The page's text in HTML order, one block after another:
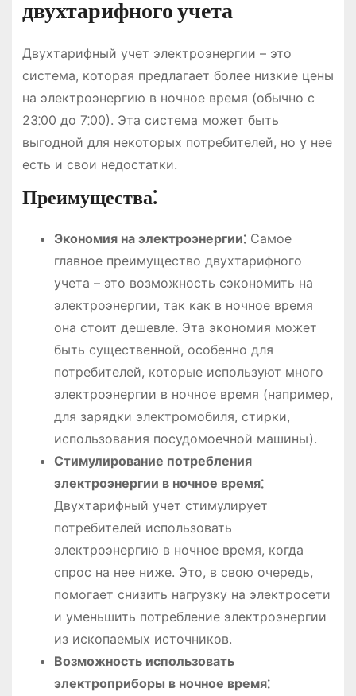
двухтарифного учета
Двухтарифный учет электроэнергии – это
система, которая предлагает более низкие цены
на электроэнергию в ночное время (обычно с
23⁚00 до 7⁚00). Эта система может быть
выгодной для некоторых потребителей, но у нее
есть и свои недостатки.
Преимущества⁚
Экономия на электроэнергии⁚Самое
главное преимущество двухтарифного
учета – это возможность сэкономить на
электроэнергии, так как в ночное время
она стоит дешевле. Эта экономия может
быть существенной, особенно для
потребителей, которые используют много
электроэнергии в ночное время (например,
для зарядки электромобиля, стирки,
использования посудомоечной машины).
Стимулирование потребления
электроэнергии в ночное время⁚
Двухтарифный учет стимулирует
потребителей использовать
электроэнергию в ночное время, когда
спрос на нее ниже. Это, в свою очередь,
помогает снизить нагрузку на электросети
и уменьшить потребление электроэнергии
из ископаемых источников.
Возможность использовать
электроприборы в ночное время⁚